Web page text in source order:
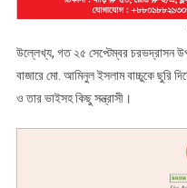
উল্লেখ্য, গত ২৫ সেপ্টেম্বর চরভদ্রাসন
বাজারে মো. আমিনুল ইসলাম বাচ্চুকে ছুরি
ও তার ভাইসহ কিছু সন্ত্রাসী।